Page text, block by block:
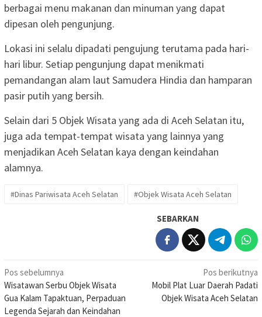
berbagai menu makanan dan minuman yang dapat
dipesan oleh pengunjung.
‎Lokasi ini selalu dipadati pengujung terutama pada hari-
hari libur. Setiap pengunjung dapat menikmati
pemandangan alam laut Samudera Hindia dan hamparan
pasir putih yang bersih.
‎Selain dari 5 Objek Wisata yang ada di Aceh Selatan itu,
juga ada tempat-tempat wisata yang lainnya yang
menjadikan Aceh Selatan kaya dengan keindahan
alamnya.
#Dinas Pariwisata Aceh Selatan #Objek Wisata Aceh Selatan
SEBARKAN
Navigasi
pos
Pos sebelumnya
Wisatawan Serbu Objek Wisata
Gua Kalam Tapaktuan, Perpaduan
Legenda Sejarah dan Keindahan
Pos berikutnya
Mobil Plat Luar Daerah Padati
Objek Wisata Aceh Selatan